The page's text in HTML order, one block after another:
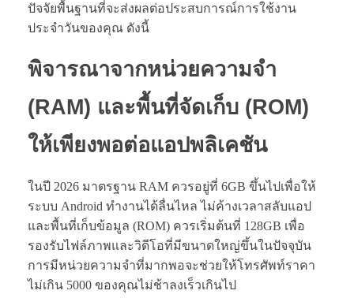
ปัจจัยพื้นฐานที่จะส่งผลต่อประสบการณ์การใช้งาน
ประจำวันของคุณ ดังนี้
พิจารณาจากหน่วยความจำ
(RAM) และพื้นที่จัดเก็บ (ROM)
ให้เพียงพอต่อแอปพลิเคชัน
ในปี 2026 มาตรฐาน RAM ควรอยู่ที่ 6GB ขึ้นไปเพื่อให้
ระบบ Android ทำงานได้ลื่นไหล ไม่ค้างเวลาสลับแอป
และพื้นที่เก็บข้อมูล (ROM) ควรเริ่มต้นที่ 128GB เพื่อ
รองรับไฟล์ภาพและวิดีโอที่มีขนาดใหญ่ขึ้นในปัจจุบัน
การมีหน่วยความจำที่มากพอจะช่วยให้โทรศัพท์ราคา
ไม่เกิน 5000 ของคุณไม่ช้าลงเร็วเกินไป